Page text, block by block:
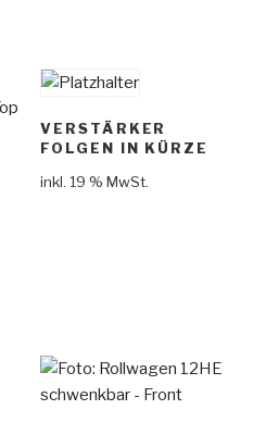
VERSTÄRKER
FOLGEN IN KÜRZE
inkl. 19 % MwSt.